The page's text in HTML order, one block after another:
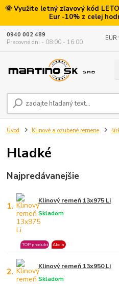
🌞 Využite letný zľavový kód
Eur -10% z celej
EUR
0940 002 489
Pracovné dni - 08:00 - 16:00
Úvod Klinové a ozubené remene
Hladké
Najpredávanejšie
1. Klinový remeň 13x975 Li
Skladom
TOP produkt Akcia
2. Klinový remeň 13x950 Li
Skladom